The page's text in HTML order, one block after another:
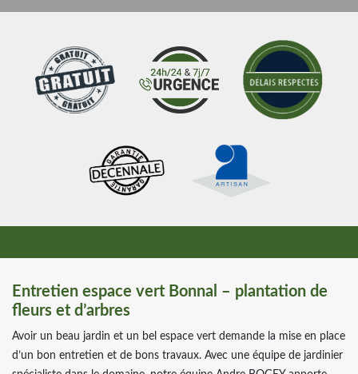
Entretien espace vert Bonnal – plantation de
fleurs et d’arbres
Avoir un beau jardin et un bel espace vert demande la mise en place
d’un bon entretien et de bons travaux. Avec une équipe de jardinier